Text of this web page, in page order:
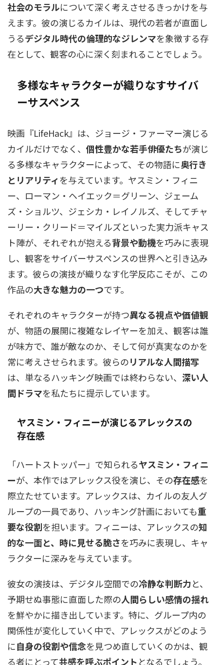
社会のモラルについて深く考えさせるきっかけを与
えます。彼の演じるカイルは、現代の若者が直面し
うるデジタル時代の倫理的なジレンマを象徴する存
在として、観客の心に深く刻まれることでしょう。
多様なキャラクターが織りなすサイバ
ーサスペンス
映画『LifeHack』は、ジョージ・ファーマー演じる
カイルだけでなく、 個性豊かな若手俳優たちが演じ
る多様なキャラクターによって、その物語に奥行き
とリアリティを与えています。ヤスミン・フィニ
ー、ローマン・ヘイエック＝グリーン、ジェーム
ズ・ショルツ、ジェシカ・レイノルズ、そしてチャ
ーリー・クリード＝マイルズといった実力派キャス
ト陣が、それぞれが抱える背景や動機を巧みに表現
し、観客をサイバーサスペンスの世界へと引き込み
ます。彼らの演技が織りなす化学反応こそが、この
作品の大きな魅力の一つです。
それぞれのキャラクターが持つ異なる視点や価値観
が、物語の展開に複雑なレイヤーを加え、観客は誰
が味方で、誰が敵なのか、そして何が真実なのかを
常に考えさせられます。彼らのリアルな人間描写
は、単なるハッキング映画では終わらない、 深い人
間ドラマを私たちに提示しています。
ヤスミン・フィニーが演じるアレックスの
存在感
「ハートストッパー」で知られるヤスミン・フィニ
ーが、本作ではアレックス役を演じ、その存在感を
際立たせています。アレックスは、カイルの友人グ
ループの一員であり、ハッキング計画においても重
要な役割を担います。フィニーは、アレックスの知
的な一面と、時に見せる脆さを巧みに表現し、キャ
ラクターに深みを与えています。
彼女の演技は、デジタル空間での冷静な判断力と、
予期せぬ事態に直面した際の人間らしい感情の揺れ
を鮮やかに描き出しています。特に、グループ内の
関係性が変化していく中で、アレックスがどのよう
に自身の役割や信念を見つめ直していくのかは、観
る者にとって共感を呼ぶポイントとなるでしょう。